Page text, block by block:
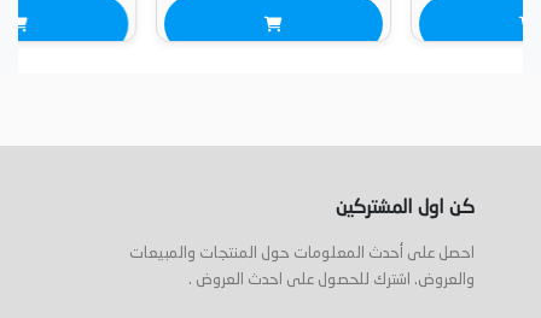
كن اول المشتركين
احصل على أحدث المعلومات حول المنتجات والمبيعات
والعروض. اشترك للحصول على احدث العروض .